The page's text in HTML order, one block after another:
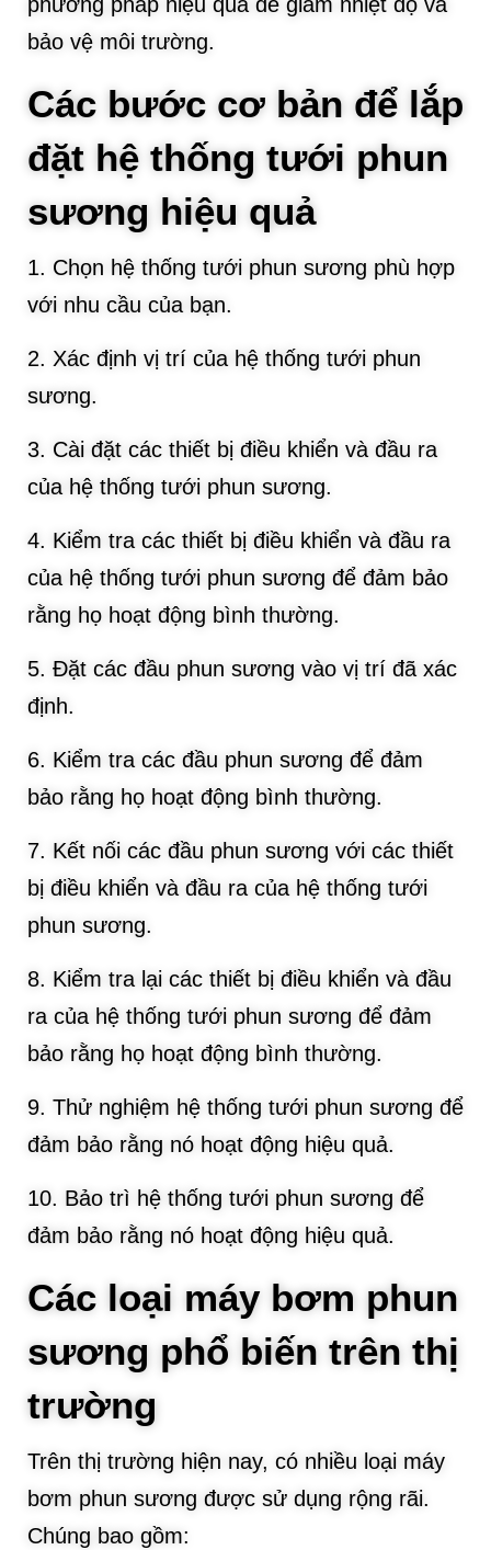
bảo vệ môi trường.
Các bước cơ bản để lắp
đặt hệ thống tưới phun
sương hiệu quả
1. Chọn hệ thống tưới phun sương phù hợp
với nhu cầu của bạn.
2. Xác định vị trí của hệ thống tưới phun
sương.
3. Cài đặt các thiết bị điều khiển và đầu ra
của hệ thống tưới phun sương.
4. Kiểm tra các thiết bị điều khiển và đầu ra
của hệ thống tưới phun sương để đảm bảo
rằng họ hoạt động bình thường.
5. Đặt các đầu phun sương vào vị trí đã xác
định.
6. Kiểm tra các đầu phun sương để đảm
bảo rằng họ hoạt động bình thường.
7. Kết nối các đầu phun sương với các thiết
bị điều khiển và đầu ra của hệ thống tưới
phun sương.
8. Kiểm tra lại các thiết bị điều khiển và đầu
ra của hệ thống tưới phun sương để đảm
bảo rằng họ hoạt động bình thường.
9. Thử nghiệm hệ thống tưới phun sương để
đảm bảo rằng nó hoạt động hiệu quả.
10. Bảo trì hệ thống tưới phun sương để
đảm bảo rằng nó hoạt động hiệu quả.
Các loại máy bơm phun
sương phổ biến trên thị
trường
Trên thị trường hiện nay, có nhiều loại máy
bơm phun sương được sử dụng rộng rãi.
Chúng bao gồm: